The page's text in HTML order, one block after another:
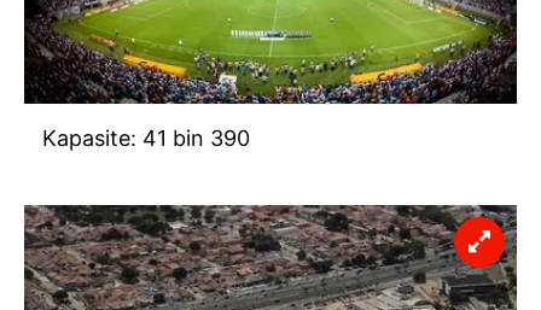
Kapasite: 41 bin 390